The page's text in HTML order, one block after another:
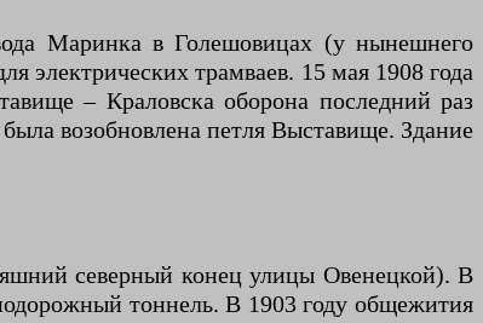
Маринка в Голешовицах (у нынешнего
электрических трамваев. 15 мая 1908 года
– Краловска оборона последний раз
возобновлена ​​петля Выставище. Здание
северный конец улицы Овенецкой). В
тоннель. В 1903 году общежития